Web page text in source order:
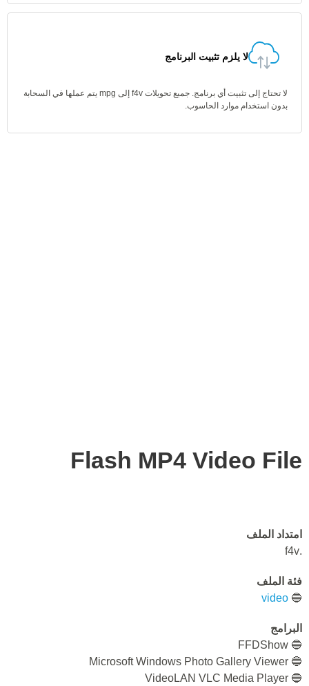
لا يلزم تثبيت البرنامج
لا تحتاج إلى تثبيت أي برنامج. جميع تحويلات f4v إلى mpg يتم عملها في السحابة
بدون استخدام موارد الحاسوب.
Flash MP4 Video File
امتداد الملف
.f4v
فئة الملف
🔵
video
البرامج
🔵 FFDShow
🔵 Microsoft Windows Photo Gallery Viewer
🔵 VideoLAN VLC Media Player